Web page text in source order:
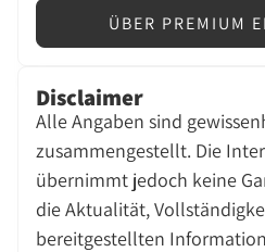
ÜBER PREMIUM
Disclaimer
Alle Angaben sind
zusammengestellt. Die
übernimmt jedoch keine
die Aktualität,
bereitgestellten